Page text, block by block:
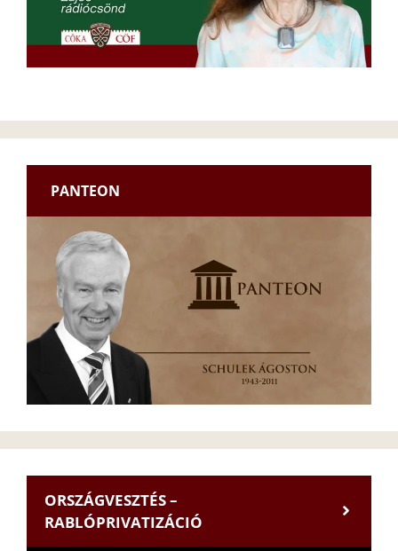
PANTEON
ORSZÁGVESZTÉS –
RABLÓPRIVATIZÁCIÓ